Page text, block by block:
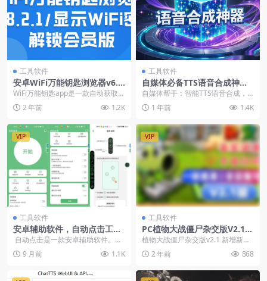
工具软件
安卓WiFi万能钥匙浏览器v6.8.
2.1/显示WiFi密码 解锁会员版
WiFi万能钥匙app是一款自动获取周
边免费WiFi热点可以免费上网工具
的wif...
2 年前 1.2K
工具软件
自媒体必备TTS语音合成神
器：智能生成对话语音，轻松
打造高质量内容
自媒体帮手：智能TTS语音合成，
轻松制作对话音频！在自媒体内容
创作的过程中，优质...
1 年前 1.4K
VIP
工具软件
安卓辅助软件，自动点击工
具，支持多种模式
自动点击是一款安卓辅助软件。它
功能丰富，支持单点、多点、同步
等多种点...
9 月前 1.1K
VIP
工具软件
PC植物大战僵尸杂交版V2.1
+修改器+融合版
植物大战僵尸杂交版v2.1 新增新植
物，全新模式与玩法！内含窗口放
大工具与修改器...
2 年前 868